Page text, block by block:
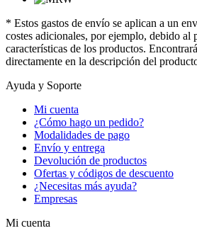
* Estos gastos de envío se aplican a un
costes adicionales, por ejemplo, debido al
características de los productos.
directamente en la descripción del
Ayuda y Soporte
Mi cuenta
¿Cómo hago un pedido?
Modalidades de pago
Envío y entrega
Devolución de productos
Ofertas y códigos de descuento
¿Necesitas más ayuda?
Empresas
Mi cuenta